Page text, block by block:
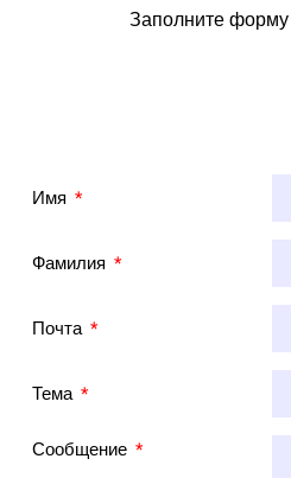
Заполните
Имя
Фамилия
Почта
Тема
Сообщение